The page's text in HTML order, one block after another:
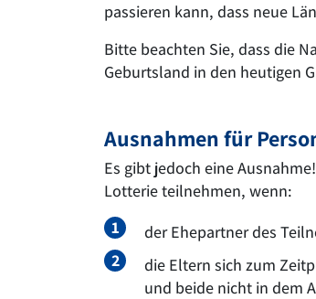
passieren kann, dass neue
Bitte beachten Sie, dass die
Geburtsland in den heutigen
Ausnahmen für
Es gibt jedoch eine
Lotterie teilnehmen, wenn:
der Ehepartner des
die Eltern sich zum
und beide nicht in dem